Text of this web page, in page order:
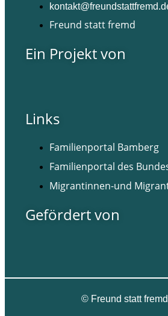
Freund statt fremd
Ein Projekt von
Links
Familienportal Bamberg
Familienportal des
Migrantinnen-und
Gefördert von
©Freund statt